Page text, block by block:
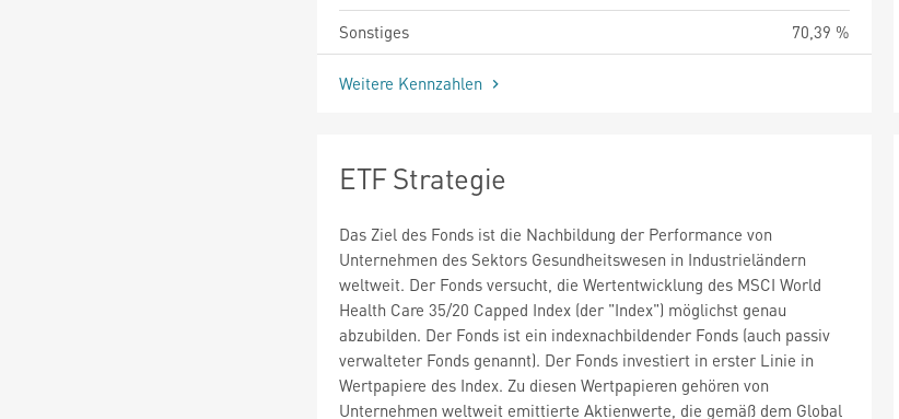
Sonstiges
70,39 %
Weitere Kennzahlen
ETF Strategie
Das Ziel des Fonds ist die Nachbildung der Performance von
Unternehmen des Sektors Gesundheitswesen in Industrieländern
weltweit. Der Fonds versucht, die Wertentwicklung des MSCI World
Health Care 35/20 Capped Index (der "Index") möglichst genau
abzubilden. Der Fonds ist ein indexnachbildender Fonds (auch passiv
verwalteter Fonds genannt). Der Fonds investiert in erster Linie in
Wertpapiere des Index. Zu diesen Wertpapieren gehören von
Unternehmen weltweit emittierte Aktienwerte, die gemäß dem Global